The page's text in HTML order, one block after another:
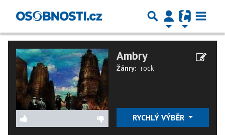
Ambry
Žánry: rock
RYCHLÝ VÝBĚR